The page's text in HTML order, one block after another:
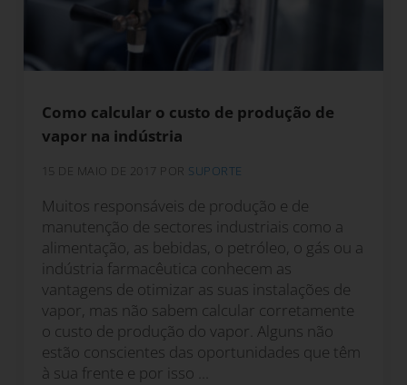
Como calcular o custo de produção de
vapor na indústria
15 DE MAIO DE 2017 POR SUPORTE
Muitos responsáveis de produção e de
manutenção de sectores industriais como a
alimentação, as bebidas, o petróleo, o gás ou a
indústria farmacêutica conhecem as
vantagens de otimizar as suas instalações de
vapor, mas não sabem calcular corretamente
o custo de produção do vapor. Alguns não
estão conscientes das oportunidades que têm
à sua frente e por isso ...